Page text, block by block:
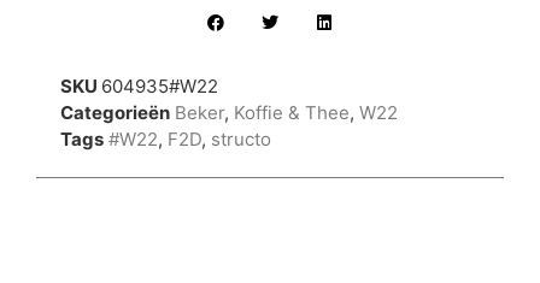
SKU 604935#W22
Categorieën Beker, Koffie & Thee, W22
Tags #W22, F2D, structo